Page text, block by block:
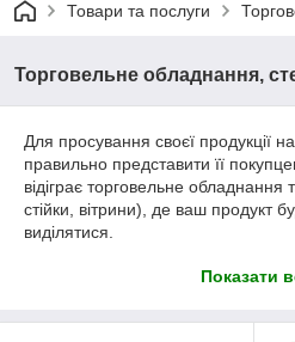
Товари та послуги
Торговельне обладнання,
Для просування своєї продукції
правильно представити її
відіграє торговельне обладнання
стійки, вітрини), де ваш продукт
виділятися.
з дерева. Дерев'яні стелажі,
Показати